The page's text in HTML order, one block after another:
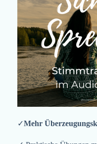
✓Mehr